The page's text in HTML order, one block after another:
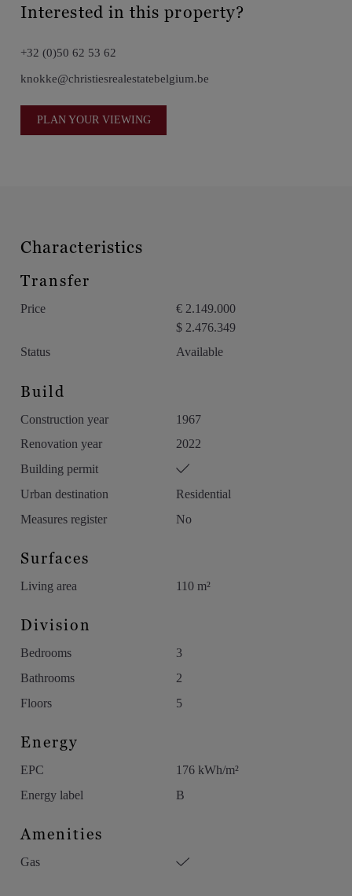
Interested in this property?
+32 (0)50 62 53 62
knokke@christiesrealestatebelgium.be
PLAN YOUR VIEWING
Characteristics
Transfer
Price
€ 2.149.000
$ 2.476.349
Status
Available
Build
Construction year
1967
Renovation year
2022
Building permit
Urban destination
Residential
Measures register
No
Surfaces
Living area 110 m²
Division
Bedrooms
3
Bathrooms
2
Floors
5
Energy
EPC
176 kWh/m²
Energy label
B
Amenities
Gas